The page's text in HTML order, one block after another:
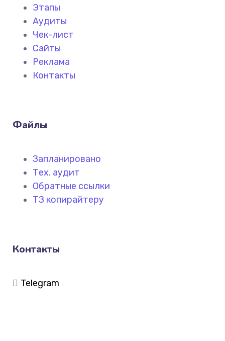
Этапы
Аудиты
Чек-лист
Сайты
Реклама
Контакты
Файлы
Запланировано
Тех. аудит
Обратные ссылки
ТЗ копирайтеру
Контакты
Telegram